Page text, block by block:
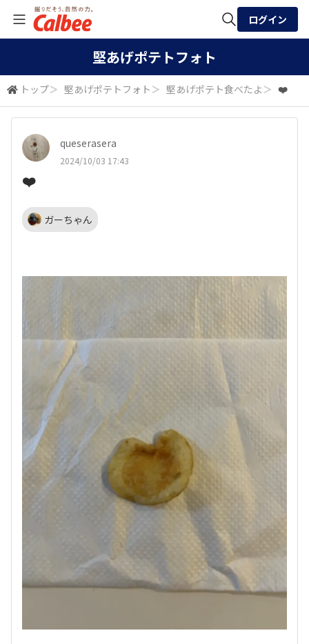
検索
ログイン
堅あげポテトフォト
トップ＞ 堅あげポテトフォト ＞ 堅あげポテト食べたよ ＞ ❤️
queserasera
2024/10/03 17:43
❤️
ガーちゃん